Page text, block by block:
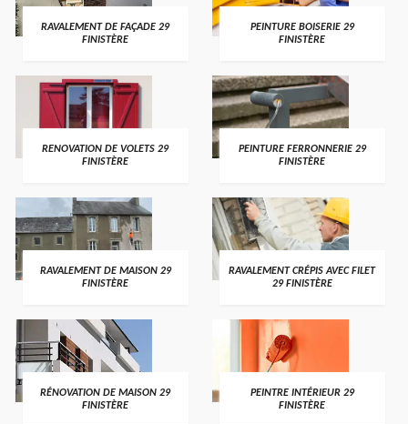
RAVALEMENT DE FAÇADE 29
FINISTÈRE
PEINTURE BOISERIE 29
FINISTÈRE
RENOVATION DE VOLETS 29
FINISTÈRE
PEINTURE FERRONNERIE 29
FINISTÈRE
RAVALEMENT DE MAISON 29
FINISTÈRE
RAVALEMENT CRÉPIS AVEC FILET
29 FINISTÈRE
RÉNOVATION DE MAISON 29
FINISTÈRE
PEINTRE INTÉRIEUR 29
FINISTÈRE